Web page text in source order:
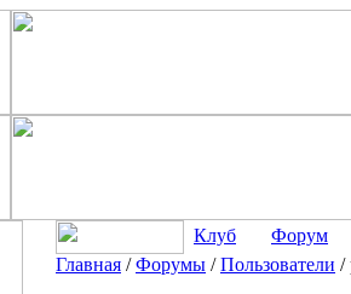
Клуб
Форум
Главная /Форумы /Пользователи /